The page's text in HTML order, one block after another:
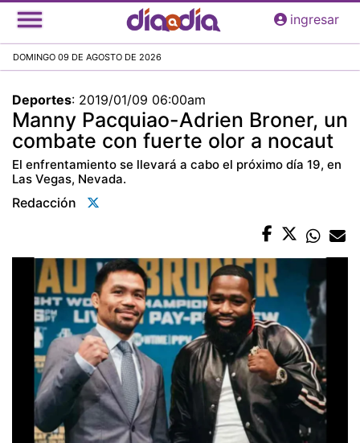
Pasar
al
principal
ingresar
DOMINGO 09 DE AGOSTO DE 2026
Deportes: 2019/01/09 06:00am
Manny Pacquiao-Adrien Broner, un
combate con fuerte olor a nocaut
El enfrentamiento se llevará a cabo el próximo día 19, en
Las Vegas, Nevada.
Redacción